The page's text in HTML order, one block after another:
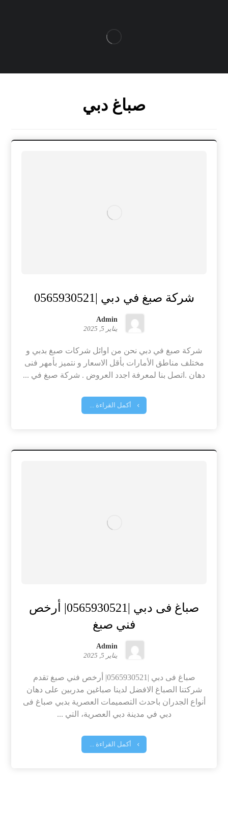
صباغ دبي
شركة صبغ في دبي |0565930521
Admin
يناير 5, 2025
شركة صبغ في دبي نحن من اوائل شركات صبغ بدبي و
مختلف مناطق الأمارات بأقل الاسعار و نتميز بأمهر فنى
دهان .اتصل بنا لمعرفة اجدد العروض . شركة صبغ في ...
أكمل القراءة ...
صباغ فى دبي |0565930521| أرخص
فني صبغ
Admin
يناير 5, 2025
صباغ فى دبي |0565930521| أرخص فني صبغ تقدم
شركتنا الصباغ الافضل لدينا صباغين مدربين على دهان
أنواع الجدران باحدث التصميمات العصرية بدبي صباغ فى
دبي في مدينة دبي العصرية، التي ...
أكمل القراءة ...